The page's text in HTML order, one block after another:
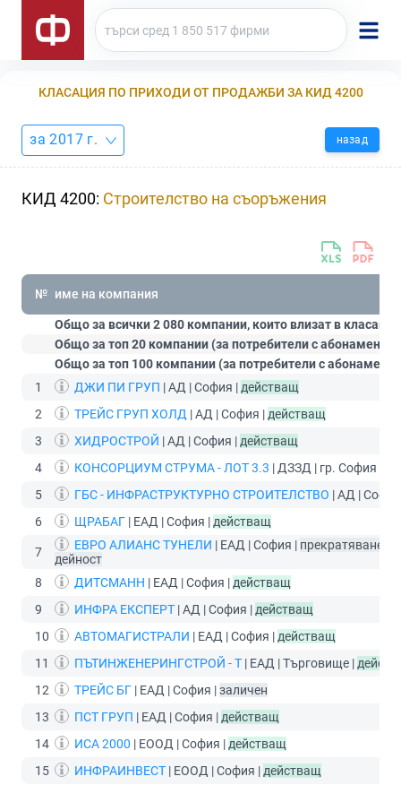
КЛАСАЦИЯ ПО ПРИХОДИ ОТ ПРОДАЖБИ ЗА КИД 4200
за 2017 г. назад
КИД 4200: Строителство на съоръжения
№ име на компания
Общо за всички 2 080 компании, които влизат в
Общо за топ 20 компании (за потребители с абонамент
Общо за топ 100 компании (за потребители с абонамент
1
ДЖИ ПИ ГРУП | АД | София | действащ
2
ТРЕЙС ГРУП ХОЛД | АД | София | действащ
3
ХИДРОСТРОЙ | АД | София | действащ
4
КОНСОРЦИУМ СТРУМА - ЛОТ 3.3 | ДЗЗД | гр. София |
5
ГБС - ИНФРАСТРУКТУРНО СТРОИТЕЛСТВО | АД |
6
ЩРАБАГ | ЕАД | София | действащ
7 ЕВРО АЛИАНС ТУНЕЛИ | ЕАД | София | прекратяване
дейност
8
ДИТСМАНН | ЕАД | София | действащ
9
ИНФРА ЕКСПЕРТ | АД | София | действащ
10
АВТОМАГИСТРАЛИ | ЕАД | София | действащ
11
ПЪТИНЖЕНЕРИНГСТРОЙ - Т | ЕАД | Търговище |
12
ТРЕЙС БГ | ЕАД | София |заличен
13
ПСТ ГРУП | ЕАД | София | действащ
14
ИСА 2000 | ЕООД | София | действащ
15
ИНФРАИНВЕСТ | ЕООД | София | действащ